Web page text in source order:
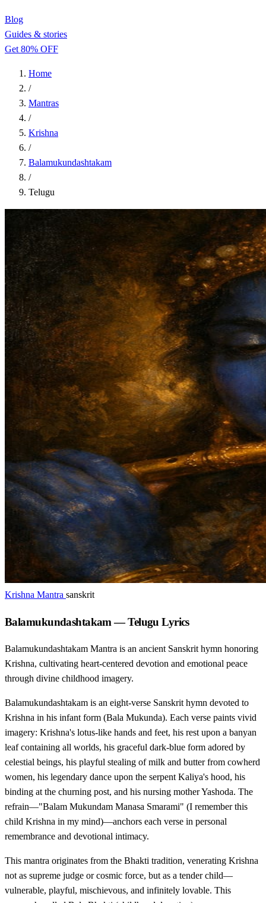
Blog
Guides & stories
Get 80% OFF
Home
/
Mantras
/
Krishna
/
Balamukundashtakam
/
Telugu
Krishna Mantra sanskrit
Balamukundashtakam — Telugu Lyrics
Balamukundashtakam Mantra is an ancient Sanskrit hymn honoring
Krishna, cultivating heart-centered devotion and emotional peace
through divine childhood imagery.
Balamukundashtakam is an eight-verse Sanskrit hymn devoted to
Krishna in his infant form (Bala Mukunda). Each verse paints vivid
imagery: Krishna's lotus-like hands and feet, his rest upon a banyan
leaf containing all worlds, his graceful dark-blue form adored by
celestial beings, his playful stealing of milk and butter from cowherd
women, his legendary dance upon the serpent Kaliya's hood, his
binding at the churning post, and his nursing mother Yashoda. The
refrain—"Balam Mukundam Manasa Smarami" (I remember this
child Krishna in my mind)—anchors each verse in personal
remembrance and devotional intimacy.
This mantra originates from the Bhakti tradition, venerating Krishna
not as supreme judge or cosmic force, but as a tender child—
vulnerable, playful, mischievous, and infinitely lovable. This